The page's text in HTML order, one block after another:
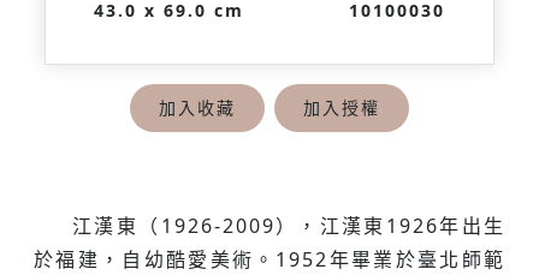
43.0 x 69.0 cm
10100030
加入收藏 加入授權
江漢東（1926-2009），江漢東1926年出生
於福建，自幼酷愛美術。1952年畢業於臺北師範